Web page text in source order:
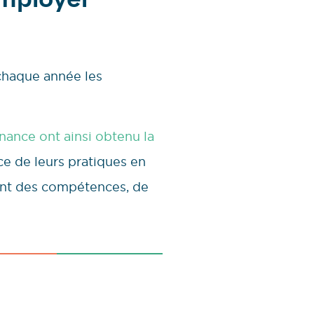
année les
ont ainsi obtenu la
de leurs pratiques en
des compétences, de